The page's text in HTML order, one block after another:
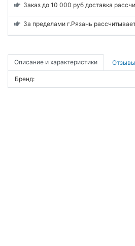
Заказ до 10 000 руб доставка
За пределами г.Рязань
Описание и характеристики Отзывы
Бренд: